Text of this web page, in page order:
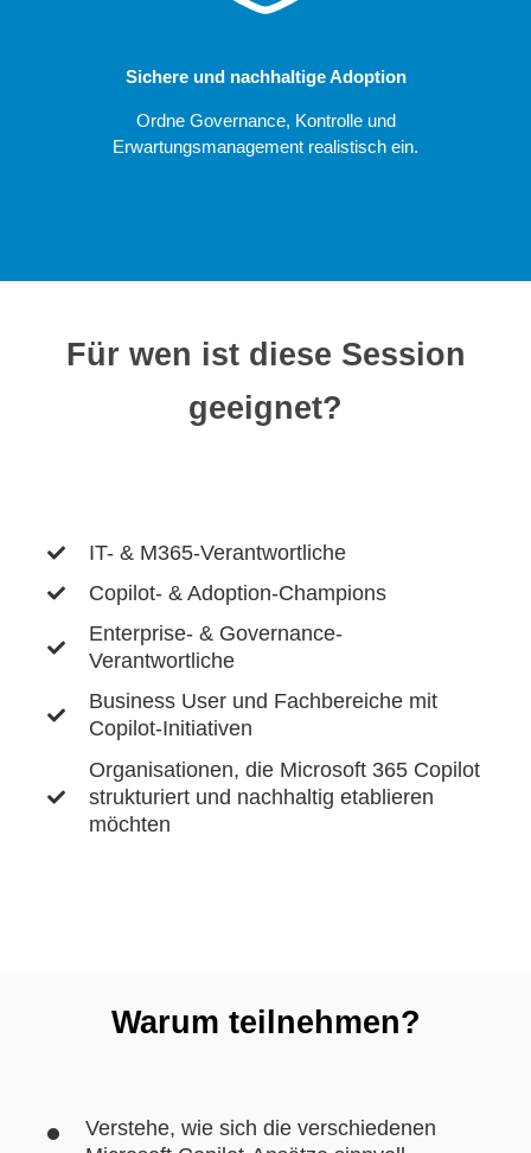
Sichere und nachhaltige Adoption
Ordne Governance, Kontrolle und
Erwartungsmanagement realistisch ein.
Für wen ist diese Session
geeignet?
IT- & M365-Verantwortliche
Copilot- & Adoption-Champions
Enterprise- & Governance-
Verantwortliche
Business User und Fachbereiche mit
Copilot-Initiativen
Organisationen, die Microsoft 365 Copilot
strukturiert und nachhaltig etablieren
möchten
Warum teilnehmen?
Verstehe, wie sich die verschiedenen